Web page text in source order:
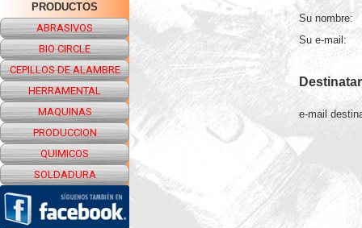
PRODUCTOS
ABRASIVOS
BIO CIRCLE
CEPILLOS DE ALAMBRE
HERRAMENTAL
MAQUINAS
PRODUCCION
QUIMICOS
SOLDADURA
e-mail
Su nombre:
Su e-mail: